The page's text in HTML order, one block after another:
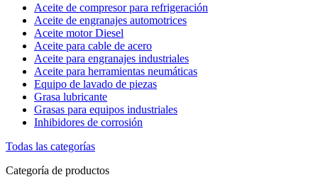
Aceite de compresor para refrigeración
Aceite de engranajes automotrices
Aceite motor Diesel
Aceite para cable de acero
Aceite para engranajes industriales
Aceite para herramientas neumáticas
Equipo de lavado de piezas
Grasa lubricante
Grasas para equipos industriales
Inhibidores de corrosión
Todas las categorías
Categoría de productos